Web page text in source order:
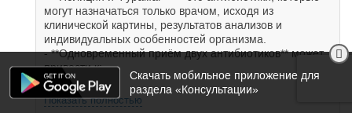
могут назначаться только врачом, исходя из
клинической картины, результатов анализов и
индивидуальных особенностей организма.
- **Одновременный приём двух антибиотиков** может
привести к:
- *...
Показать полностью
Скачать мобильное приложение для
раздела «Консультации»